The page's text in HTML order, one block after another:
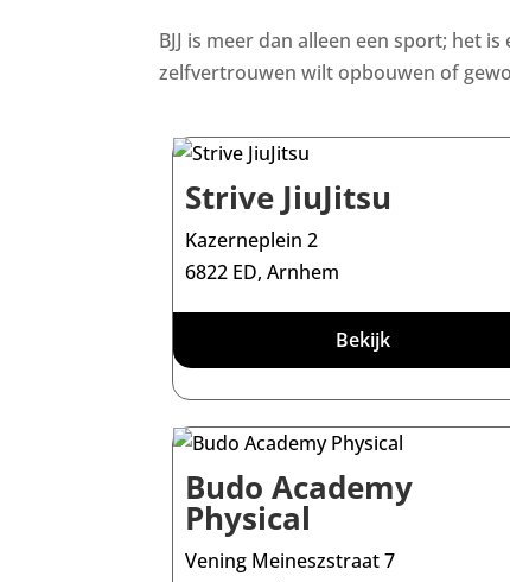
BJJ is meer dan alleen een sport; het
zelfvertrouwen wilt opbouwen of
Strive JiuJitsu
Kazerneplein 2
6822 ED, Arnhem
Bekijk
Budo Academy
Physical
Vening Meineszstraat 7